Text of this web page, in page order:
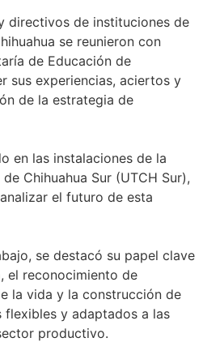
directivos de instituciones de
se reunieron con
de Educación de
sus experiencias, aciertos y
de la estrategia de
en las instalaciones de la
Chihuahua Sur (UTCH Sur),
el futuro de esta
se destacó su papel clave
el reconocimiento de
la vida y la construcción de
flexibles y adaptados a las
productivo.